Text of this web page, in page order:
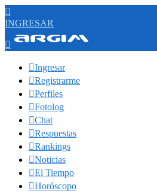

INGRESAR

Ingresar
Registrarme
Perfiles
Fotolog
Chat
Respuestas
Rankings
Noticias
El Tiempo
Horóscopo